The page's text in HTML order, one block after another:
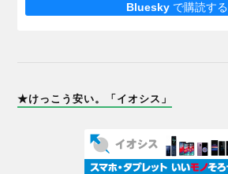
Blueskyで購読する
★けっこう安い。「イオシス」